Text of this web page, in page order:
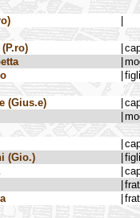
(Gius.e)
(Gio.)